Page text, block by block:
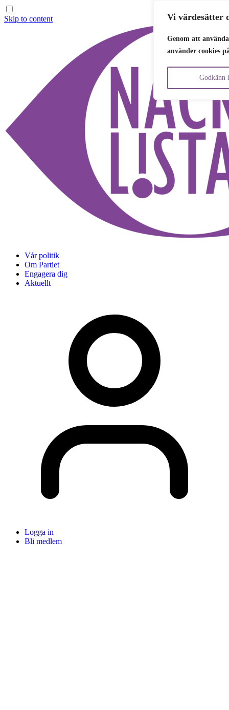
Vi värdesätter
Genom att
använder cookies
Godkänn
Skip to content
Vår politik
Om Partiet
Engagera dig
Aktuellt
Logga in
Bli medlem